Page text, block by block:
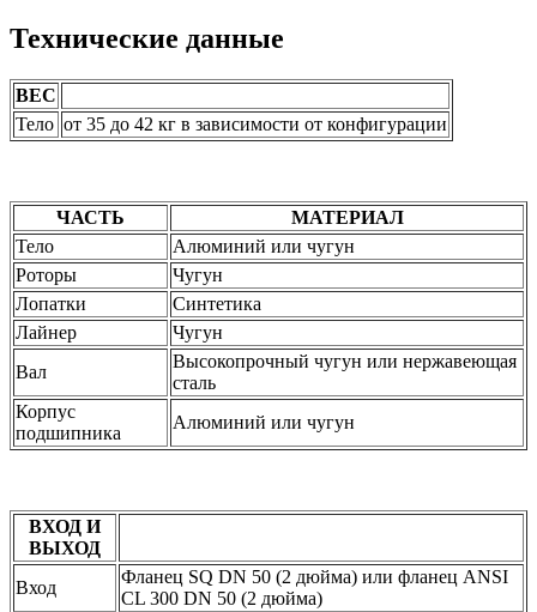
Технические данные
ВЕС
Тело от 35 до 42 кг в зависимости от конфигурации
ЧАСТЬ
МАТЕРИАЛ
Тело
Алюминий или чугун
Роторы
Чугун
Лопатки
Синтетика
Лайнер
Чугун
Вал
Высокопрочный чугун или нержавеющая
сталь
Корпус
подшипника
Алюминий или чугун
ВХОД И
ВЫХОД
Вход
Фланец SQ DN 50 (2 дюйма) или фланец ANSI
CL 300 DN 50 (2 дюйма)